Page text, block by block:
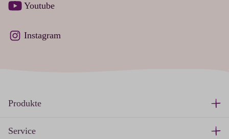
Youtube
Instagram
Produkte
Service